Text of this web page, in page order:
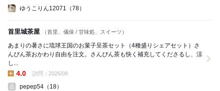
ゆうこりん12071（78）
首里城茶屋 （首里、儀保 / 甘味処、スイーツ）
あまりの暑さに琉球王国のお菓子呈茶セット（4種盛りシェアセット）さ
んぴん茶おかわり自由を注文。さんぴん茶も快く補充してくださるし、涼
し...
4.0 訪問：2026/08
pepep54（18）